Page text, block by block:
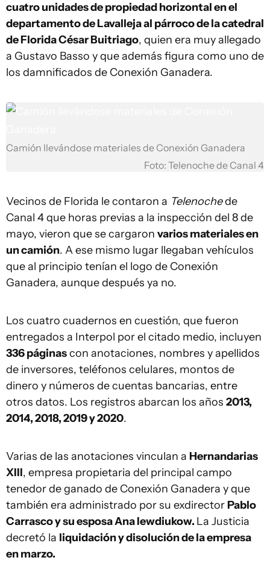
cuatro unidades de propiedad horizontal en el
departamento de Lavalleja al párroco de la catedral
de Florida César Buitriago, quien era muy allegado
a Gustavo Basso y que además figura como uno de
los damnificados de Conexión Ganadera.
Camión llevándose materiales de Conexión Ganadera
Foto: Telenoche de Canal 4
Vecinos de Florida le contaron a Telenochede
Canal 4 que horas previas a la inspección del 8 de
mayo, vieron que se cargaron varios materiales en
un camión. A ese mismo lugar llegaban vehículos
que al principio tenían el logo de Conexión
Ganadera, aunque después ya no.
Los cuatro cuadernos en cuestión, que fueron
entregados a Interpol por el citado medio, incluyen
336 páginascon anotaciones, nombres y apellidos
de inversores, teléfonos celulares, montos de
dinero y números de cuentas bancarias, entre
otros datos. Los registros abarcan los años 2013,
2014, 2018, 2019 y 2020.
Varias de las anotaciones vinculan a Hernandarias
XIII, empresa propietaria del principal campo
tenedor de ganado de Conexión Ganadera y que
también era administrado por su exdirector Pablo
Carrasco y su esposa Ana Iewdiukow. La Justicia
decretó la liquidación y disolución de la empresa
en marzo.